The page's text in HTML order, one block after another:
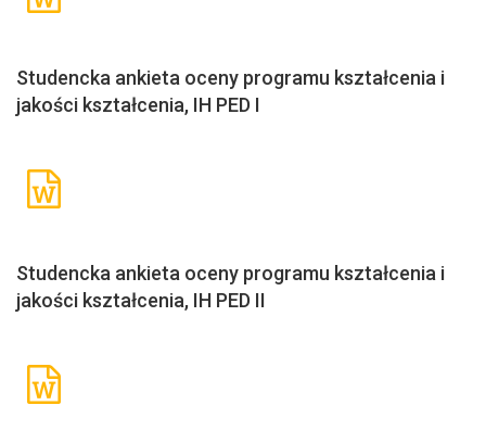
Studencka ankieta oceny programu kształcenia i
jakości kształcenia, IH PED I
Studencka ankieta oceny programu kształcenia i
jakości kształcenia, IH PED II